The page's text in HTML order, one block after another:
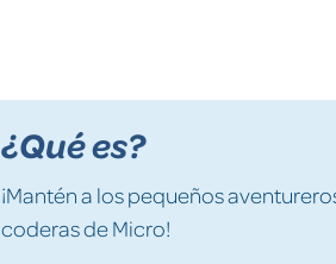
¿Qué es?
¡Mantén a los pequeños
coderas de Micro!